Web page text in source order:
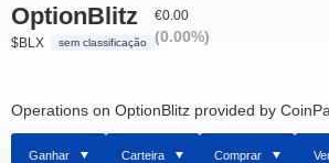
OptionBlitz
$BLX sem classificação
€0.00
(0.00%)
Operations on OptionBlitz provided by
Ganhar Carteira Comprar